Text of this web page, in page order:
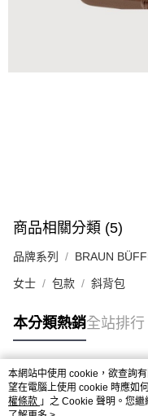
商品相關分類 (5)
品牌系列 BRAUN
女士 包款 斜背包
本分類熱銷全站排行
熱門標籤
本網站中使用 cookie，欲查詢
望在電腦上使用 cookie 時應如
權條款 」之 Cookie 聲明。您